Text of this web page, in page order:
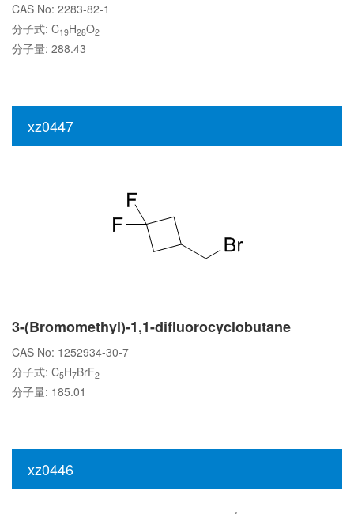
CAS No: 2283-82-1
分子式: C19H28O2
分子量: 288.43
xz0447
3-(Bromomethyl)-1,1-difluorocyclobutane
CAS No: 1252934-30-7
分子式: C5H7BrF2
分子量: 185.01
xz0446